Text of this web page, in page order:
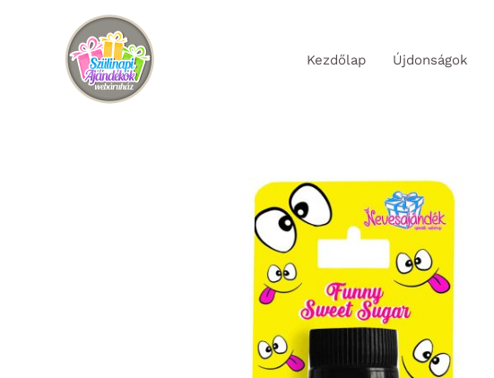
Kezdőlap Újdonságok